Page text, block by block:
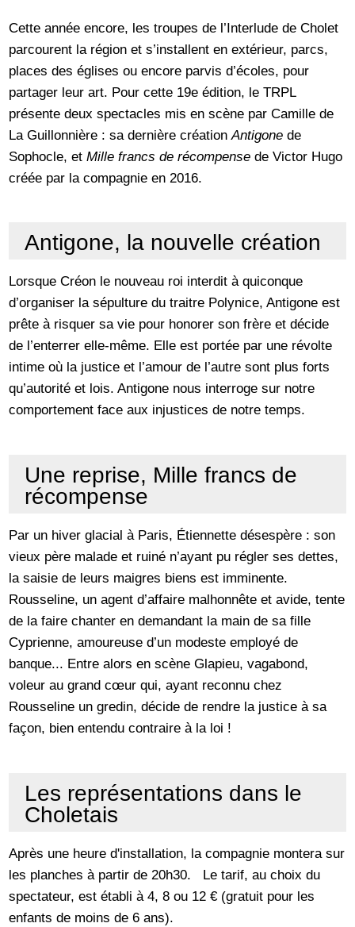
Cette année encore, les troupes de l’Interlude de Cholet
parcourent la région et s’installent en extérieur, parcs,
places des églises ou encore parvis d’écoles, pour
partager leur art. Pour cette 19e édition, le TRPL
présente deux spectacles mis en scène par Camille de
La Guillonnière : sa dernière créationAntigonede
Sophocle, etMille francs de récompense de Victor Hugo
créée par la compagnie en 2016.
Antigone, la nouvelle création
Lorsque Créon le nouveau roi interdit à quiconque
d’organiser la sépulture du traitre Polynice, Antigone est
prête à risquer sa vie pour honorer son frère et décide
de l’enterrer elle-même. Elle est portée par une révolte
intime où la justice et l’amour de l’autre sont plus forts
qu’autorité et lois. Antigone nous interroge sur notre
comportement face aux injustices de notre temps.
Une reprise, Mille francs de
récompense
Par un hiver glacial à Paris, Étiennette désespère : son
vieux père malade et ruiné n’ayant pu régler ses dettes,
la saisie de leurs maigres biens est imminente.
Rousseline, un agent d’affaire malhonnête et avide, tente
de la faire chanter en demandant la main de sa fille
Cyprienne, amoureuse d’un modeste employé de
banque... Entre alors en scène Glapieu, vagabond,
voleur au grand cœur qui, ayant reconnu chez
Rousseline un gredin, décide de rendre la justice à sa
façon, bien entendu contraire à la loi !
Les représentations dans le
Choletais
Après une heure d'installation, la compagnie montera sur
les planches à partir de 20h30. Le tarif, au choix du
spectateur, est établi à 4, 8 ou 12 € (gratuit pour les
enfants de moins de 6 ans).